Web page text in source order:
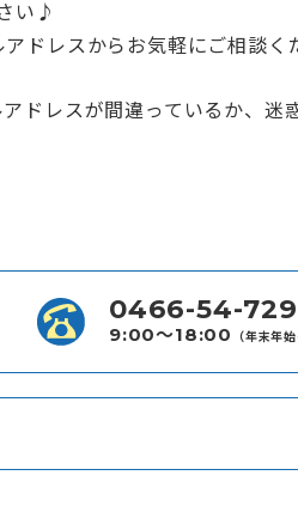
い♪
ドレスからお気軽にご相談く
ドレスが間違っているか、
0466-54-
9:00〜18:00 （年末年